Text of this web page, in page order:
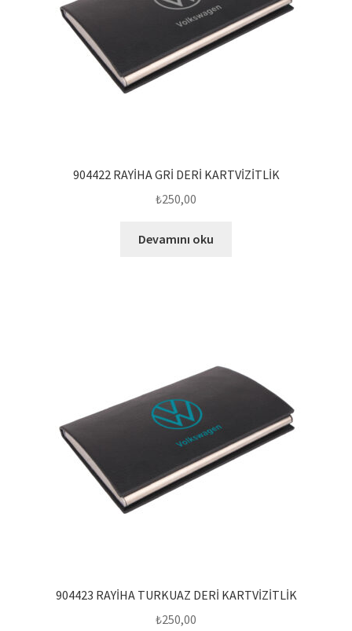
904422 RAYİHA GRİ DERİ KARTVİZİTLİK
₺250,00
Devamını oku
904423 RAYİHA TURKUAZ DERİ KARTVİZİTLİK
₺250,00